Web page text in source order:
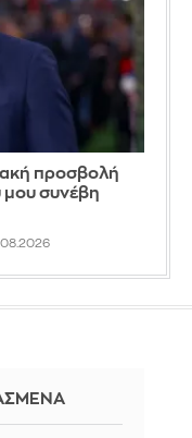
προσβολή
μου συνέβη